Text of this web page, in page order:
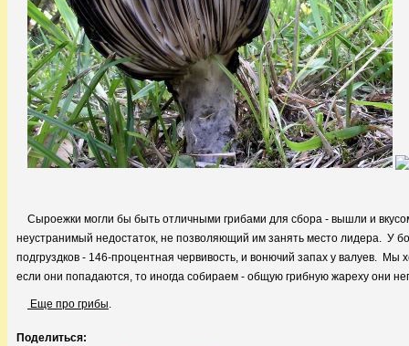
Сыроежки могли бы быть отличными грибами для сбора - вышли и
неустранимый недостаток, не позволяющий им занять место лидера. У
подгруздков - 146-процентная червивость, и вонючий запах у валуев.
если они попадаются, то иногда собираем - общую грибную жареху они
Еще про грибы.
Поделиться: